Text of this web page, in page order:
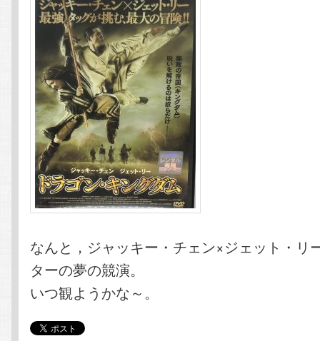
なんと，ジャッキー・チェン×ジェット・リ
ターの夢の競演。
いつ観ようかな～。